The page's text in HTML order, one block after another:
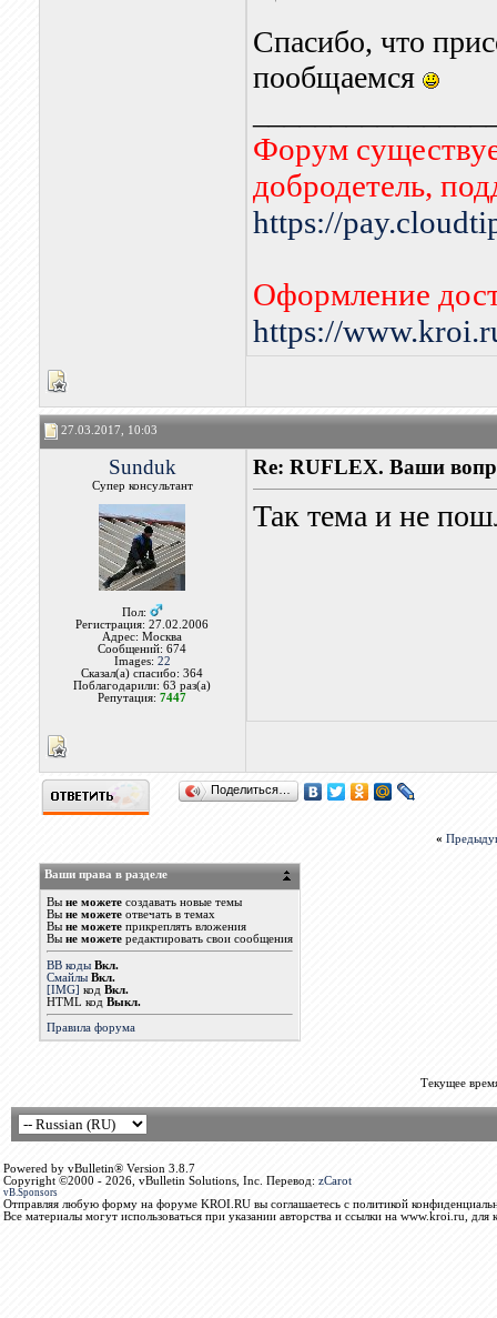
Спасибо, что
пообщаемся
Форум
добродетель,
https://
Оформление
https://
27.03.2017, 10:03
Sunduk
Супер консультант
Пол:
Регистрация: 27.02.2006
Адрес: Москва
Сообщений: 674
Images: 22
Сказал(а) спасибо: 364
Поблагодарили: 63 раз(а)
Репутация:7447
Re: RUFLEX. Ваши
Так тема и не
Поделиться…
«
Ваши права в разделе
Вы не можетесоздавать новые темы
Вы не можетеотвечать в темах
Вы не можетеприкреплять вложения
Вы не можетередактировать свои сообщения
BB коды Вкл.
Смайлы Вкл.
[IMG] код Вкл.
HTML код Выкл.
Правила форума
Текущее
Powered by vBulletin® Version 3.8.7
Copyright ©2000 - 2026, vBulletin Solutions, Inc. Перевод: zCarot
vB.Sponsors
Отправляя любую форму на форуме KROI.RU вы соглашаетесь с политикой
Все материалы могут использоваться при указании авторства и ссылки на www.kroi.ru, для